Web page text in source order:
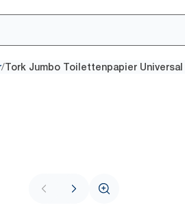
/Tork Jumbo Toilettenpapier Universal